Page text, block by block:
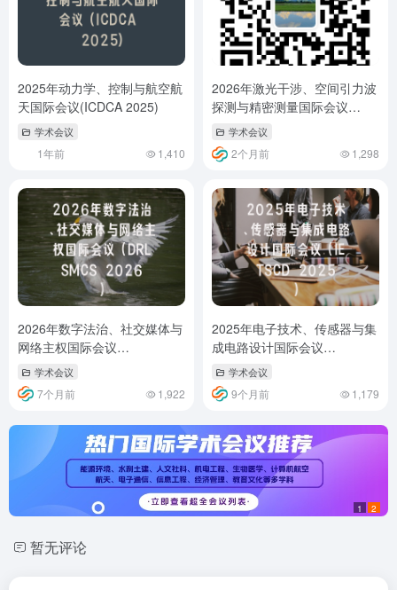
2025年动力学、控制与航空航
天国际会议(ICDCA 2025)
学术会议
1年前 1,410
2026年激光干涉、空间引力波
探测与精密测量国际会议
（SGWLN 2026）
学术会议
2个月前 1,298
2026年数字法治、社交媒体与
网络主权国际会议
（DRLSMCS 2026）
学术会议
7个月前 1,922
2025年电子技术、传感器与集
成电路设计国际会议
（IETSCD 2025）
学术会议
9个月前 1,179
1 2
暂无评论